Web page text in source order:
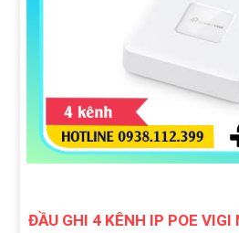
ĐẦU GHI 4 KÊNH IP POE